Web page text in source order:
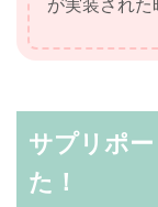
が実装された
サプリポ
た！